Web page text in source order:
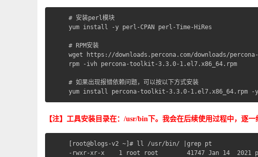
# 安装perl模块
yum install -y perl-CPAN perl-Time-HiRes
# RPM安装
wget https://downloads.percona.com/downloads/
rpm -ivh percona-toolkit-3.3.0-1.el7.x86_64.rpm
# 如果出现报错依赖问题，可以按以下方式安装
yum install percona-toolkit-3.3.0-1.el7.x86_64.rpm -y
【注】工具安装目录在：/usr/bin下。我会在后续使用过程中，逐一
[root@blogs-v2 ~]# ll /usr/bin/ |grep pt
-rwxr-xr-x    1 root root        41747 Jan 14  2021